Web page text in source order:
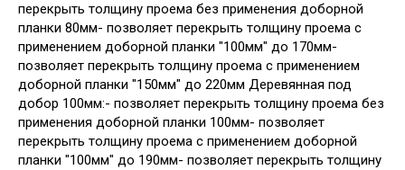
перекрыть толщину проема без применения доборной
планки 80мм- позволяет перекрыть толщину проема с
применением доборной планки "100мм" до 170мм-
позволяет перекрыть толщину проема с применением
доборной планки "150мм" до 220мм Деревянная под
добор 100мм:- позволяет перекрыть толщину проема без
применения доборной планки 100мм- позволяет
перекрыть толщину проема с применением доборной
планки "100мм" до 190мм- позволяет перекрыть толщину